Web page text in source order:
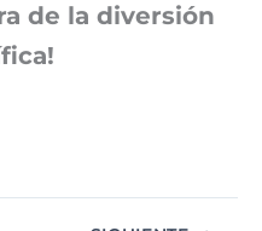
de la diversión